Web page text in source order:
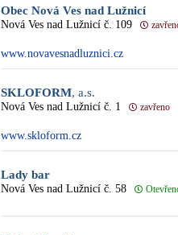
Obec Nová Ves nad Lužnicí
Nová Ves nad Lužnicí č. 109
www.novavesnadluznici.cz
SKLOFORM, a.s.
Nová Ves nad Lužnicí č. 1 zavřeno
www.skloform.cz
Lady bar
Nová Ves nad Lužnicí č. 58